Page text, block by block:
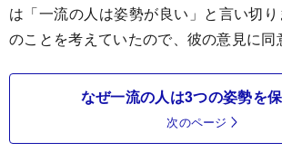
は「一流の人は姿勢が良い」と言い切
のことを考えていたので、彼の意見に同
なぜ一流の人は3つの姿勢を
次のページ